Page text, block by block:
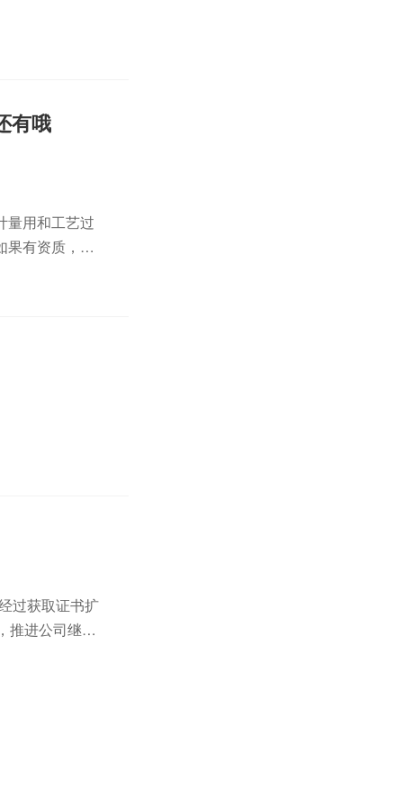
有哦
量用和工艺过
果有资质，即
行一次以确
过获取证书扩
推进公司继续
行贯标、延